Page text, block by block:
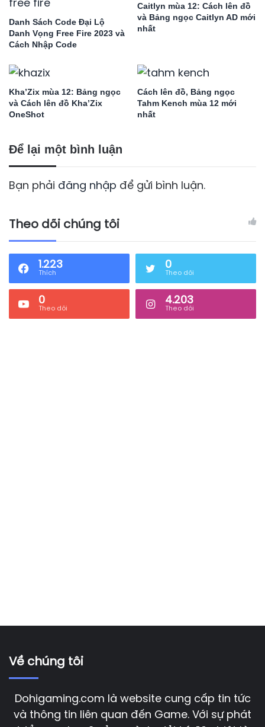
Danh Sách Code Đại Lộ
Danh Vọng Free Fire 2023 và
Cách Nhập Code
Caitlyn mùa 12: Cách lên đồ
và Bảng ngọc Caitlyn AD mới
nhất
Kha’Zix mùa 12: Bảng ngọc
và Cách lên đồ Kha’Zix
OneShot
Cách lên đồ, Bảng ngọc
Tahm Kench mùa 12 mới
nhất
Để lại một bình luận
Bạn phải đăng nhập để gửi bình luận.
Theo dõi chúng tôi
1.223
Thích
0
Theo dõi
0
Theo dõi
4.203
Theo dõi
Về chúng tôi
Dohigaming.com là website cung cấp tin tức
và thông tin liên quan đến Game. Với sự phát